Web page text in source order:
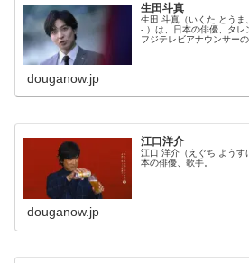
生田斗真
生田 斗真（いくた とう
- ）は、日本の俳優、タレ
フジテレビアナウンサー
douganow.jp
江口洋介
江口 洋介（えぐち よう
本の俳優、歌手。
douganow.jp